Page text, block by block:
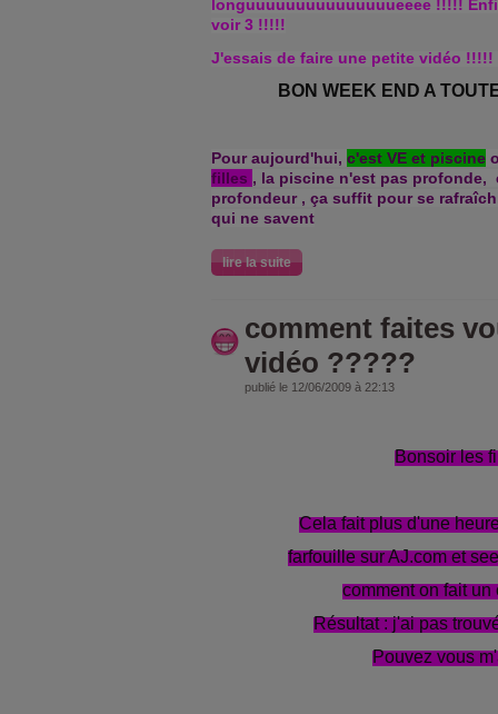
longuuuuuuuuuuuuuuueeee !!!!!
voir 3 !!!!!
J'essais de faire une petite vidéo
BON WEEK END A
Pour aujourd'hui, c'est VE et piscine
filles , la piscine n'est pas profonde,
profondeur , ça suffit pour se
qui ne savent
lire la suite
comment faites
vidéo ?????
publié le 12/06/2009 à 22:13
Bonsoir les
Cela fait plus d'une
farfouille sur AJ.com et
comment on fait un
Résultat : j'ai pas
Pouvez vous